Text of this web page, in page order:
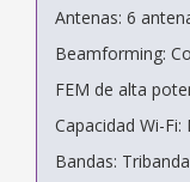
Antenas: 6
Beamforming:
FEM de alta
Capacidad Wi-Fi:
Bandas: Tribanda